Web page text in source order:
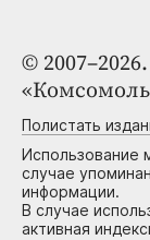
©
Полистать
Использование
случае
информации.
В случае
активная